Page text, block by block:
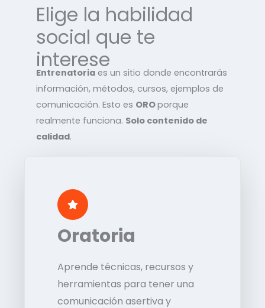
Elige la habilidad
social que te
interese
Entrenatoria es un sitio donde encontrarás
información, métodos, cursos, ejemplos de
comunicación. Esto es OROporque
realmente funciona. Solo contenido de
calidad.
Oratoria
Aprende técnicas, recursos y
herramientas para tener una
comunicación asertiva y